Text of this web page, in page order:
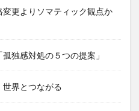
変更よりソマティック観点か
独感対処の５つの提案」
界とつながる